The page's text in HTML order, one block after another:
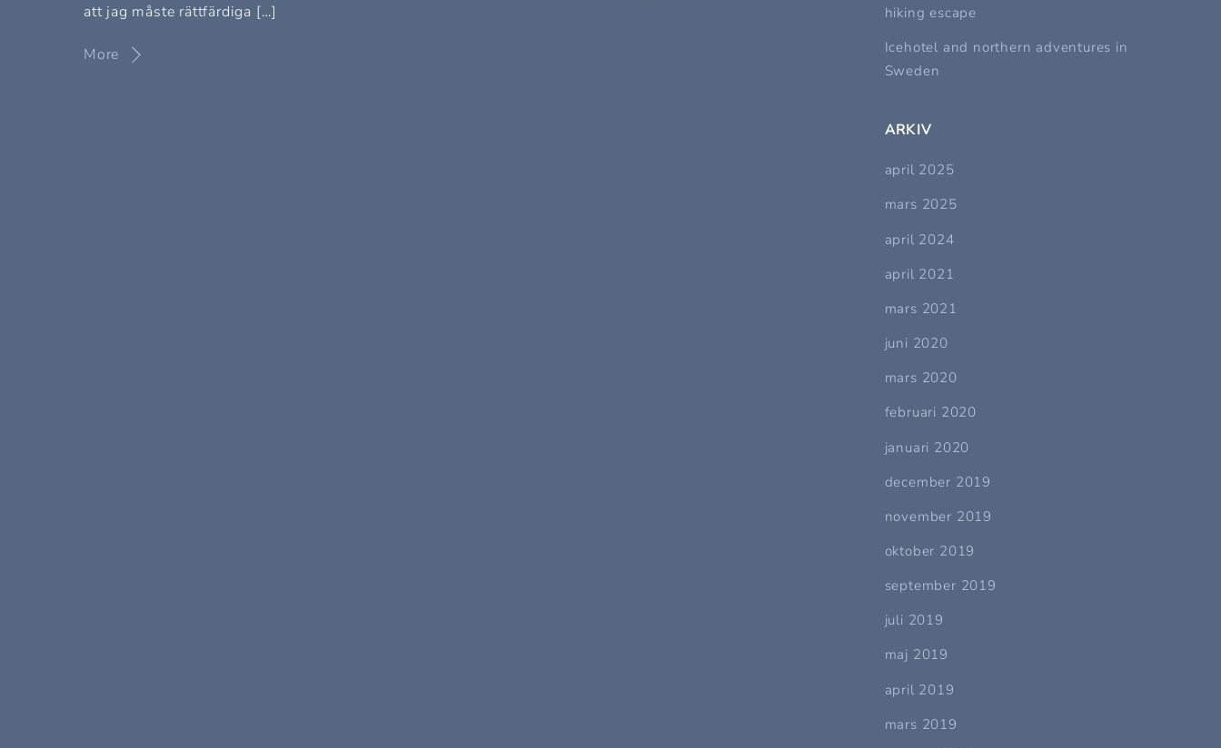
att jag måste rättfärdiga […]
More
hiking escape
Icehotel and northern adventures in
Sweden
ARKIV
april 2025
mars 2025
april 2024
april 2021
mars 2021
juni 2020
mars 2020
februari 2020
januari 2020
december 2019
november 2019
oktober 2019
september 2019
juli 2019
maj 2019
april 2019
mars 2019